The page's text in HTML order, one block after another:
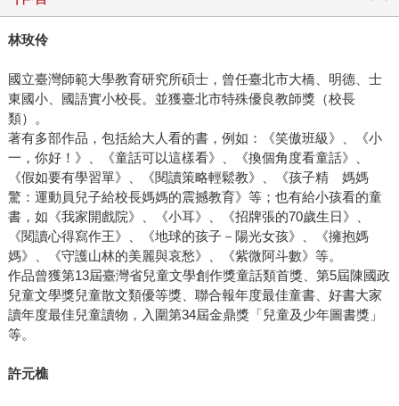
林玫伶
國立臺灣師範大學教育研究所碩士，曾任臺北市大橋、明德、士
東國小、國語實小校長。並獲臺北市特殊優良教師獎（校長
類）。
著有多部作品，包括給大人看的書，例如：《笑傲班級》、《小
一，你好！》、《童話可以這樣看》、《換個角度看童話》、
《假如要有學習單》、《閱讀策略輕鬆教》、《孩子精 媽媽
驚：運動員兒子給校長媽媽的震撼教育》等；也有給小孩看的童
書，如《我家開戲院》、《小耳》、《招牌張的70歲生日》、
《閱讀心得寫作王》、《地球的孩子－陽光女孩》、《擁抱媽
媽》、《守護山林的美麗與哀愁》、《紫微阿斗數》等。
作品曾獲第13屆臺灣省兒童文學創作獎童話類首獎、第5屆陳國政
兒童文學獎兒童散文類優等獎、聯合報年度最佳童書、好書大家
讀年度最佳兒童讀物，入圍第34屆金鼎獎「兒童及少年圖書獎」
等。
許元樵